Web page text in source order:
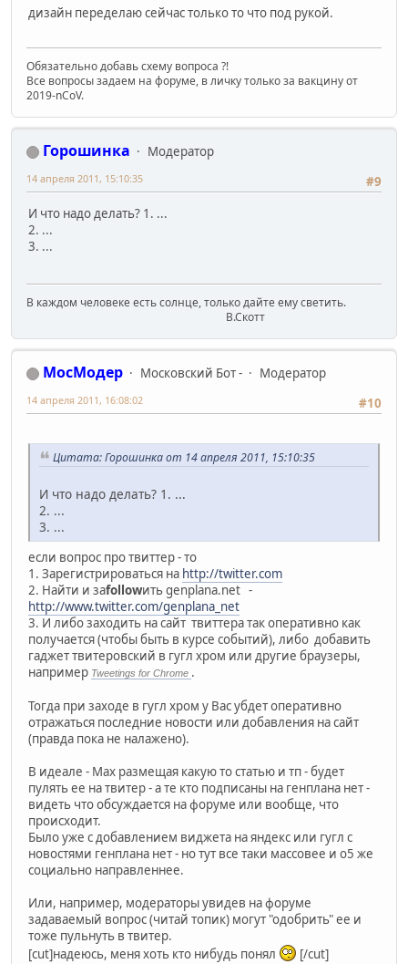
дизайн переделаю сейчас только то что под рукой.
Обязательно добавь схему вопроса ?!
Все вопросы задаем на форуме, в личку только за вакцину от
2019-nCoV.
Горошинка
Модератор
#9
14 апреля 2011, 15:10:35
И что надо делать? 1. ...
2. ...
3. ...
В каждом человеке есть солнце, только дайте ему светить.
В.Скотт
МосМодер Московский Бот -
Модератор
#10
14 апреля 2011, 16:08:02
Цитата: Горошинка от 14 апреля 2011, 15:10:35
И что надо делать? 1. ...
2. ...
3. ...
если вопрос про твиттер - то
1. Зарегистрироваться на http://twitter.com
2. Найти и заfollowить genplana.net -
http://www.twitter.com/genplana_net
3. И либо заходить на сайт твиттера так оперативно как
получается (чтобы быть в курсе событий), либо добавить
гаджет твитеровский в гугл хром или другие браузеры,
например Tweetings for Chrome .
Тогда при заходе в гугл хром у Вас убдет оперативно
отражаться последние новости или добавления на сайт
(правда пока не налажено).
В идеале - Max размещая какую то статью и тп - будет
пулять ее на твитер - а те кто подписаны на генплана нет -
видеть что обсуждается на форуме или вообще, что
происходит.
Было уже с добавлением виджета на яндекс или гугл с
новостями генплана нет - но тут все таки массовее и о5 же
социально направленнее.
Или, например, модераторы увидев на форуме
задаваемый вопрос (читай топик) могут "одобрить" ее и
тоже пульнуть в твитер.
[cut]надеюсь, меня хоть кто нибудь понял
[/cut]